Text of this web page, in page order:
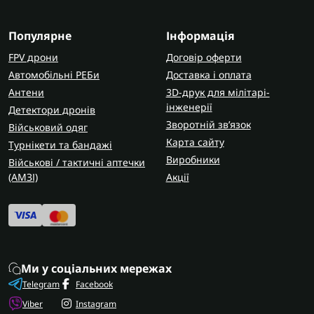
обсяг каструль;
матеріал;
Для тривалих походів краще брати титанові чи
алюмінієві набори - вони легші. Для стаціонарних
таборів - нержавіюча сталь, яка витримує часте
нагрівання.
посуду?
У Flash Army можна купити набір туристичного
вилазок до польового життя. В наявності лише
перевірені комплекти з антипригарним
покриттям, чохлом для транспортування та
Популярне
FPV дрони
Автомобільні РЕБи
Антени
Детектори дронів
Військовий одяг
Турнікети та бандажі
Військові / тактичні аптечки
(AMЗІ)
Інформація
Договір оферти
Доставка і оплата
3D-друк для мілітарі-
інженерії
Зворотній зв’язок
Карта сайту
Виробники
Акції
Ми у соціальних мережах
Telegram
Viber
Facebook
Instagram